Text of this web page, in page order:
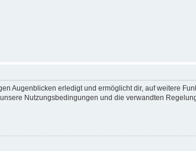
Augenblicken erledigt und ermöglicht dir, auf weitere
Nutzungsbedingungen und die verwandten